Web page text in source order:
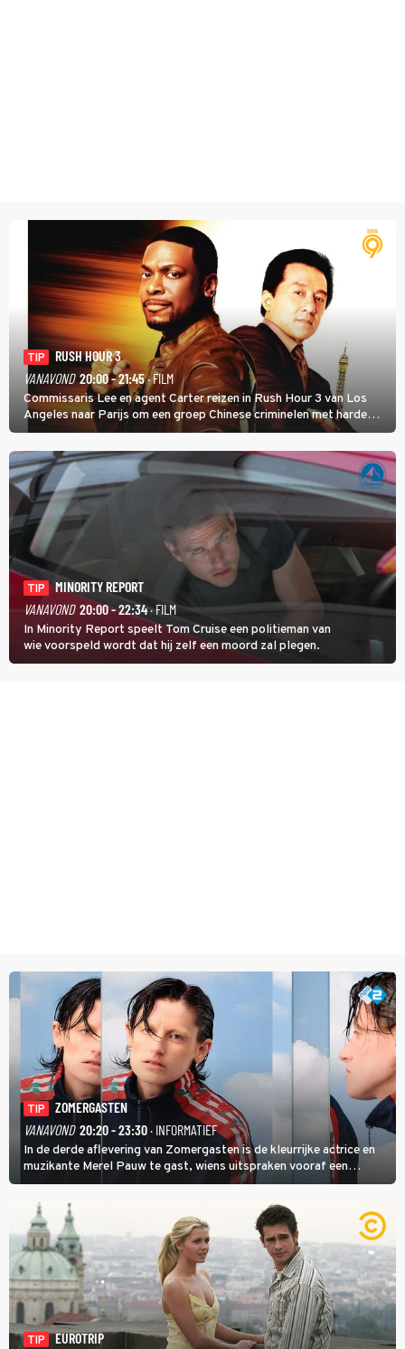
TIP
RUSH HOUR 3
VANAVOND 20:00 - 21:45· FILM
Commissaris Lee en agent Carter reizen in Rush Hour 3 van Los
Angeles naar Parijs om een groep Chinese criminelen met harde
hand aan te pakken.
TIP
MINORITY REPORT
VANAVOND 20:00 - 22:34· FILM
In Minority Report speelt Tom Cruise een politieman van
wie voorspeld wordt dat hij zelf een moord zal plegen.
TIP
ZOMERGASTEN
VANAVOND 20:20 - 23:30· INFORMATIEF
In de derde aflevering van Zomergasten is de kleurrijke actrice en
muzikante Merel Pauw te gast, wiens uitspraken vooraf een
boeiende avond beloven: 'Mijn ideale televisieavond is zoals mijn
identiteit: grenzeloos, absurd en vol angsten'.
TIP
EUROTRIP